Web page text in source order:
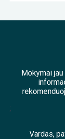
Mokymai
;
Vardas,